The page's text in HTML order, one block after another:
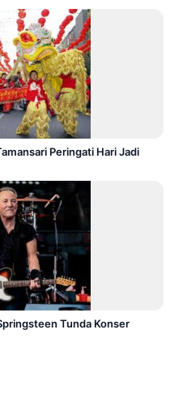
Peringati Hari Jadi
Tunda Konser